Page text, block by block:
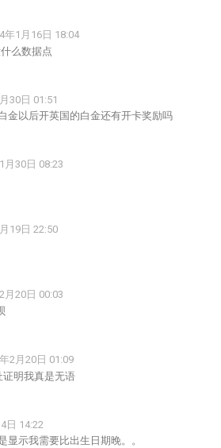
年1月16日 18:04
么数据点
30日 01:51
金以后开英国的白金还有开卡奖励吗
月30日 08:23
19日 22:50
月20日 00:03
2月20日 01:09
证明我真是无语
日 14:22
显示我需要比出生日期晚。。